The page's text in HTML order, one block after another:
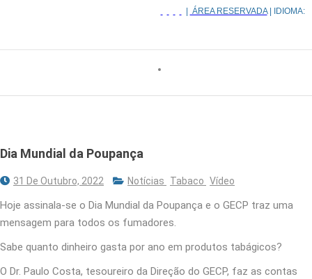
ÁREA RESERVADA| IDIOMA:
Dia Mundial da Poupança
31 De Outubro, 2022 Notícias Tabaco Vídeo
Hoje assinala-se o Dia Mundial da Poupança e o GECP traz uma
mensagem para todos os fumadores.
Sabe quanto dinheiro gasta por ano em produtos tabágicos?
O Dr. Paulo Costa, tesoureiro da Direção do GECP, faz as contas